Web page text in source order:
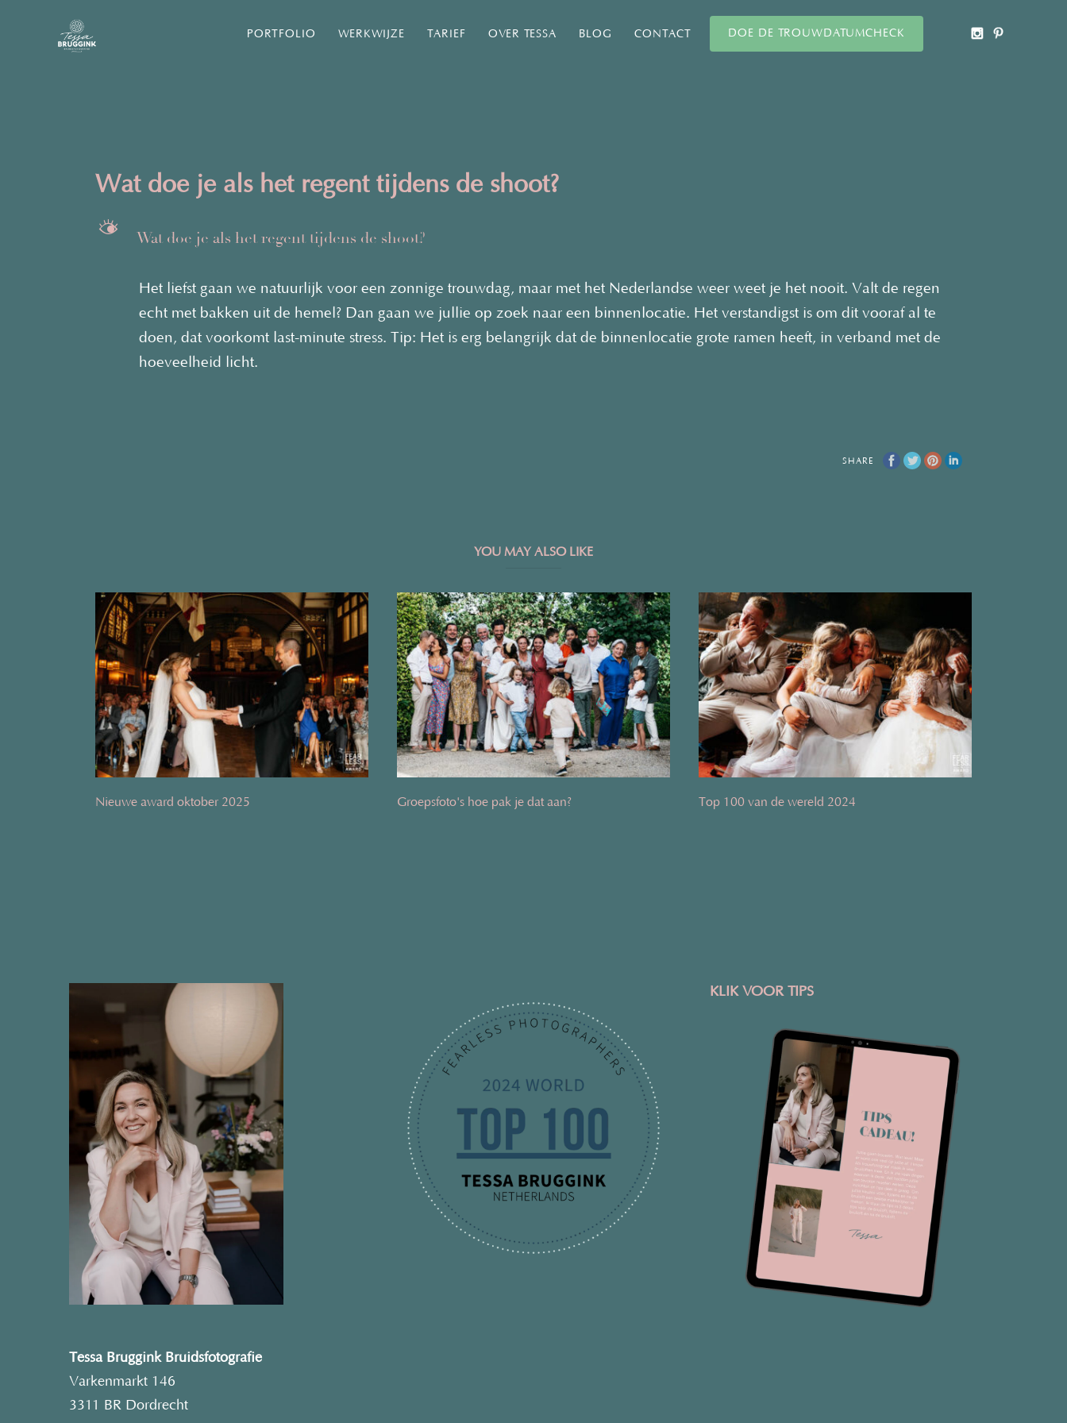
PORTFOLIO WERKWIJZE TARIEF OVER TESSA BLOG CONTACT DOE DE TROUWDATUMCHECK
Wat doe je als het regent tijdens de shoot?
M Wat doe je als het regent tijdens de shoot?
Het liefst gaan we natuurlijk voor een zonnige trouwdag, maar met het Nederlandse weer weet je het nooit. Valt de regen
echt met bakken uit de hemel? Dan gaan we jullie op zoek naar een binnenlocatie. Het verstandigst is om dit vooraf al te
doen, dat voorkomt last-minute stress. Tip: Het is erg belangrijk dat de binnenlocatie grote ramen heeft, in verband met de
hoeveelheid licht.
SHARE
YOU MAY ALSO LIKE
Nieuwe award oktober 2025 Groepsfoto's hoe pak je dat aan? Top 100 van de wereld 2024
Tessa Bruggink Bruidsfotografie
Varkenmarkt 146
3311 BR Dordrecht
KLIK VOOR TIPS